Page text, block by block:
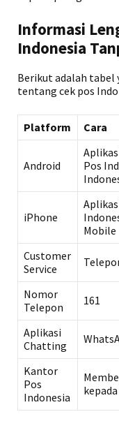
Informasi
Indonesia
Berikut adalah tabel
tentang cek pos
Platform Cara
Android
Pos
iPhone
Mobile
Customer
Service
Nomor
Telepon
161
Aplikasi
Chatting
Kantor
Pos
Indonesia